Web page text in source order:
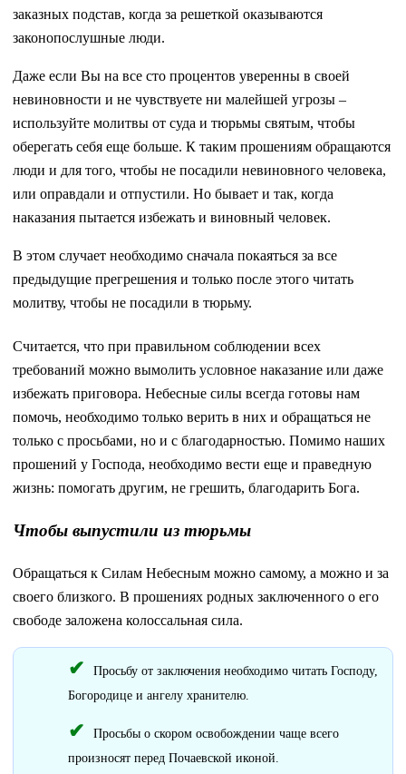
заказных подстав, когда за решеткой оказываются
законопослушные люди.
Даже если Вы на все сто процентов уверенны в своей
невиновности и не чувствуете ни малейшей угрозы –
используйте молитвы от суда и тюрьмы святым, чтобы
оберегать себя еще больше. К таким прошениям обращаются
люди и для того, чтобы не посадили невиновного человека,
или оправдали и отпустили. Но бывает и так, когда
наказания пытается избежать и виновный человек.
В этом случает необходимо сначала покаяться за все
предыдущие прегрешения и только после этого читать
молитву, чтобы не посадили в тюрьму.
Считается, что при правильном соблюдении всех
требований можно вымолить условное наказание или даже
избежать приговора. Небесные силы всегда готовы нам
помочь, необходимо только верить в них и обращаться не
только с просьбами, но и с благодарностью. Помимо наших
прошений у Господа, необходимо вести еще и праведную
жизнь: помогать другим, не грешить, благодарить Бога.
Чтобы выпустили из тюрьмы
Обращаться к Силам Небесным можно самому, а можно и за
своего близкого. В прошениях родных заключенного о его
свободе заложена колоссальная сила.
Просьбу от заключения необходимо читать Господу,
Богородице и ангелу хранителю.
Просьбы о скором освобождении чаще всего
произносят перед Почаевской иконой.